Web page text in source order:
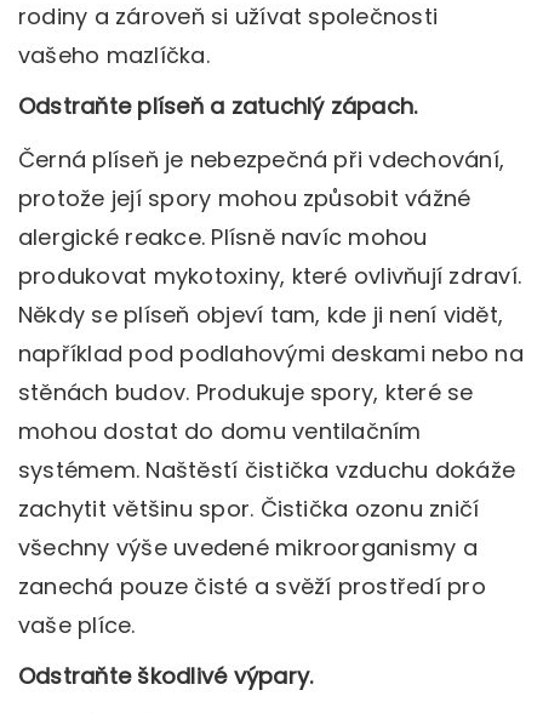
rodiny a zároveň si užívat společnosti
vašeho mazlíčka.
Odstraňte plíseň a zatuchlý zápach.
Černá plíseň je nebezpečná při vdechování,
protože její spory mohou způsobit vážné
alergické reakce. Plísně navíc mohou
produkovat mykotoxiny, které ovlivňují zdraví.
Někdy se plíseň objeví tam, kde ji není vidět,
například pod podlahovými deskami nebo na
stěnách budov. Produkuje spory, které se
mohou dostat do domu ventilačním
systémem. Naštěstí čistička vzduchu dokáže
zachytit většinu spor. Čistička ozonu zničí
všechny výše uvedené mikroorganismy a
zanechá pouze čisté a svěží prostředí pro
vaše plíce.
Odstraňte škodlivé výpary.